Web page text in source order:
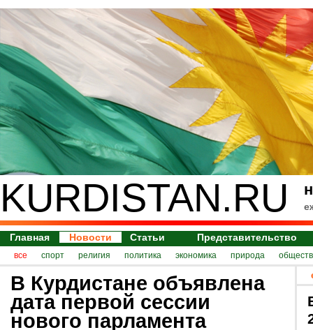
KURDISTAN.RU
Главная Новости Статьи Представительство
все спорт религия политика экономика природа
В Курдистане объявлена
дата первой сессии
нового парламента